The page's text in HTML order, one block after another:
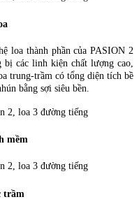
loa thành phần của PASION 2
các linh kiện chất lượng cao,
trung-trầm có tổng diện tích bề
bằng sợi siêu bền.
mềm
trầm